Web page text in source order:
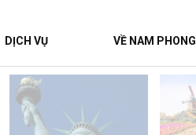
DỊCH VỤ VỀ NAM PHONG